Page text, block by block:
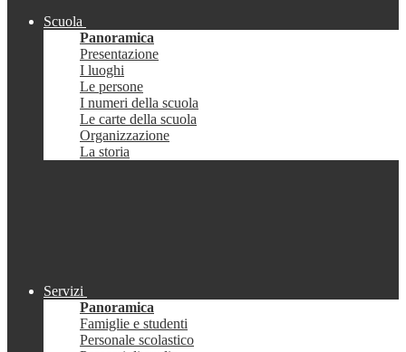
Scuola
Panoramica
Presentazione
I luoghi
Le persone
I numeri della scuola
Le carte della scuola
Organizzazione
La storia
Servizi
Panoramica
Famiglie e studenti
Personale scolastico